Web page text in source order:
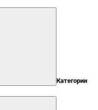
Категории